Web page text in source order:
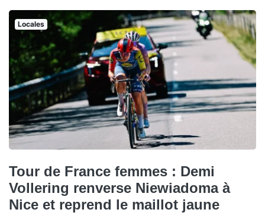
Locales
Tour de France femmes : Demi
Vollering renverse Niewiadoma à
Nice et reprend le maillot jaune